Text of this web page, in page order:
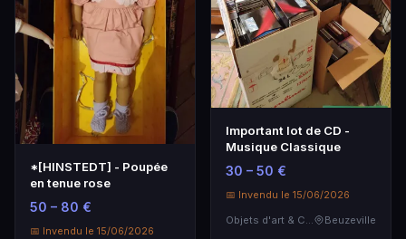
*[HINSTEDT] - Poupée
en tenue rose
50 – 80 €
📅 Invendu le 15/06/2026
Important lot de CD -
Musique Classique
30 – 50 €
📅 Invendu le 15/06/2026
Objets d'art & Curiosités
Beuzeville